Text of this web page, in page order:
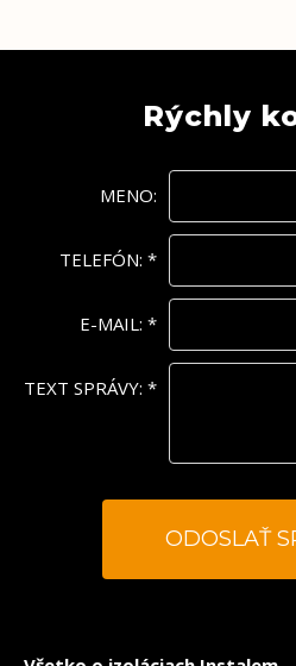
Rýchly
MENO:
TELEFÓN: *
E-MAIL: *
TEXT SPRÁVY: *